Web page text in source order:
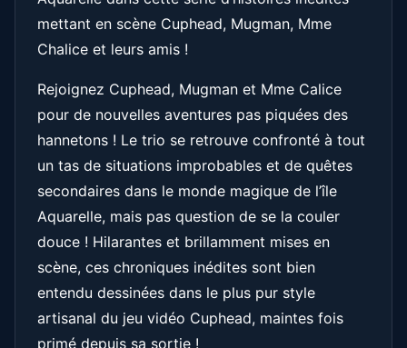
mettant en scène Cuphead, Mugman, Mme
Chalice et leurs amis !
Rejoignez Cuphead, Mugman et Mme Calice
pour de nouvelles aventures pas piquées des
hannetons ! Le trio se retrouve confronté à tout
un tas de situations improbables et de quêtes
secondaires dans le monde magique de l’île
Aquarelle, mais pas question de se la couler
douce ! Hilarantes et brillamment mises en
scène, ces chroniques inédites sont bien
entendu dessinées dans le plus pur style
artisanal du jeu vidéo Cuphead, maintes fois
primé depuis sa sortie !